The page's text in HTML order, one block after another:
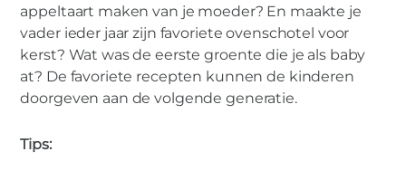
appeltaart maken van je moeder? En maakte je
vader ieder jaar zijn favoriete ovenschotel voor
kerst? Wat was de eerste groente die je als baby
at? De favoriete recepten kunnen de kinderen
doorgeven aan de volgende generatie.
Tips: